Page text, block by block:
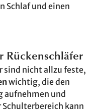
Schlaf und einen
Rückenschläfer
sind nicht allzu feste,
wichtig, die den
aufnehmen und
kann